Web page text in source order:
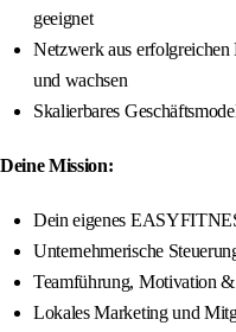
geeignet
Netzwerk aus erfolgreichen
und wachsen
Skalierbares
Deine Mission:
Dein eigenes
Unternehmerische
Teamführung, Motivation
Lokales Marketing und